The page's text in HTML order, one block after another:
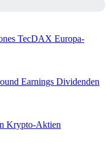
TecDAX Europa-
Earnings Dividenden
Krypto-Aktien